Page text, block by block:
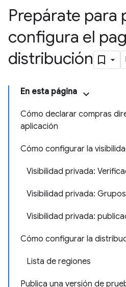
Prepárate para
configura el
distribución
En esta página
Cómo declarar compras
aplicación
Cómo configurar la
Visibilidad privada:
Visibilidad privada:
Visibilidad privada:
Cómo configurar la
Lista de regiones
Publica una versión de